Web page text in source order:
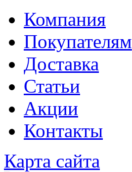
Компания
Покупателям
Доставка
Статьи
Акции
Контакты
Карта сайта